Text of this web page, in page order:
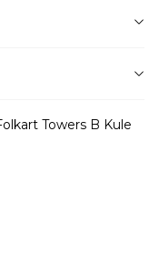
Towers B Kule